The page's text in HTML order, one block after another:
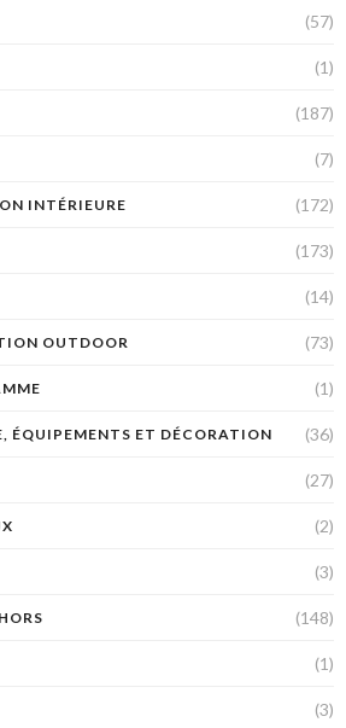
(57)
(1)
(187)
(7)
INTÉRIEURE (172)
(173)
(14)
OUTDOOR (73)
(1)
ÉQUIPEMENTS ET DÉCORATION (36)
(27)
(2)
(3)
(148)
(1)
(3)